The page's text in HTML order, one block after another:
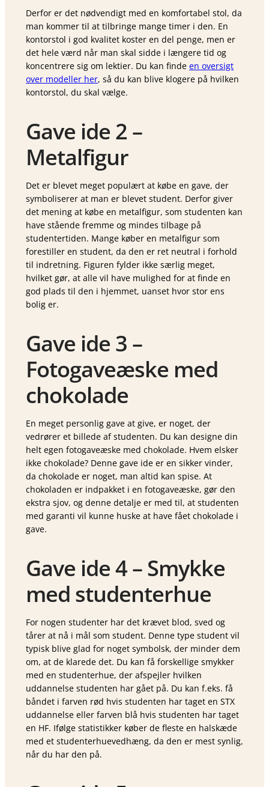
Derfor er det nødvendigt med en komfortabel stol, da
man kommer til at tilbringe mange timer i den. En
kontorstol i god kvalitet koster en del penge, men er
det hele værd når man skal sidde i længere tid og
koncentrere sig om lektier. Du kan finde en oversigt
over modeller her, så du kan blive klogere på hvilken
kontorstol, du skal vælge.
Gave ide 2 –
Metalfigur
Det er blevet meget populært at købe en gave, der
symboliserer at man er blevet student. Derfor giver
det mening at købe en metalfigur, som studenten kan
have stående fremme og mindes tilbage på
studentertiden. Mange køber en metalfigur som
forestiller en student, da den er ret neutral i forhold
til indretning. Figuren fylder ikke særlig meget,
hvilket gør, at alle vil have mulighed for at finde en
god plads til den i hjemmet, uanset hvor stor ens
bolig er.
Gave ide 3 –
Fotogaveæske med
chokolade
En meget personlig gave at give, er noget, der
vedrører et billede af studenten. Du kan designe din
helt egen fotogaveæske med chokolade. Hvem elsker
ikke chokolade? Denne gave ide er en sikker vinder,
da chokolade er noget, man altid kan spise. At
chokoladen er indpakket i en fotogaveæske, gør den
ekstra sjov, og denne detalje er med til, at studenten
med garanti vil kunne huske at have fået chokolade i
gave.
Gave ide 4 – Smykke
med studenterhue
For nogen studenter har det krævet blod, sved og
tårer at nå i mål som student. Denne type student vil
typisk blive glad for noget symbolsk, der minder dem
om, at de klarede det. Du kan få forskellige smykker
med en studenterhue, der afspejler hvilken
uddannelse studenten har gået på. Du kan f.eks. få
båndet i farven rød hvis studenten har taget en STX
uddannelse eller farven blå hvis studenten har taget
en HF. Ifølge statistikker køber de fleste en halskæde
med et studenterhuevedhæng, da den er mest synlig,
når du har den på.